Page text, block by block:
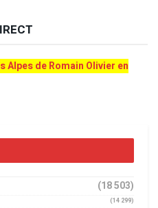
Alpes de Romain Olivier en
(18 503)
(14 299)